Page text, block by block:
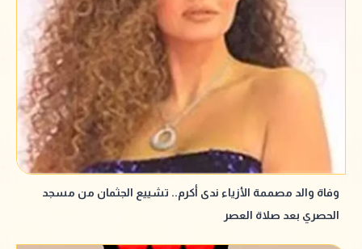
وفاة والد مصممة الأزياء ندى أكرم.. تشييع الجثمان من مسجد
الحصري بعد صلاة العصر